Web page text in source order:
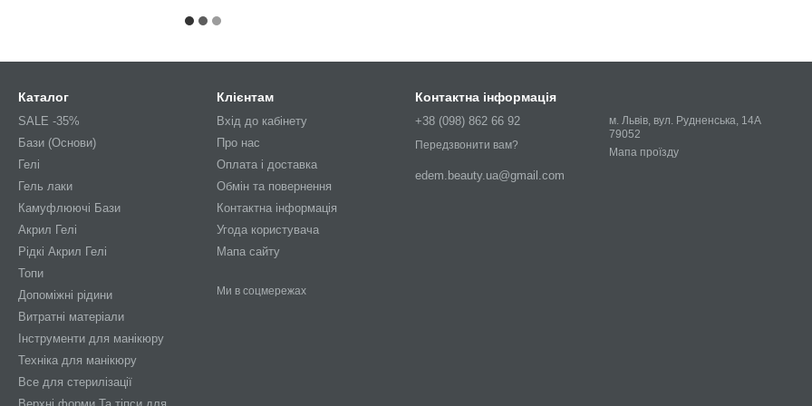
Каталог
SALE -35%
Бази (Основи)
Гелі
Гель лаки
Камуфлюючі Бази
Акрил Гелі
Рідкі Акрил Гелі
Топи
Допоміжні рідини
Витратні матеріали
Інструменти для манікюру
Техніка для манікюру
Все для стерилізації
Клієнтам
Вхід до кабінету
Про нас
Оплата і доставка
Обмін та повернення
Контактна інформація
Угода користувача
Мапа сайту
Ми в соцмережах
Контактна інформація
+38 (098) 862 66 92
Передзвонити вам?
edem.beauty.ua@gmail.com
м. Львів, вул. Рудненська, 14А
79052
Мапа проїзду